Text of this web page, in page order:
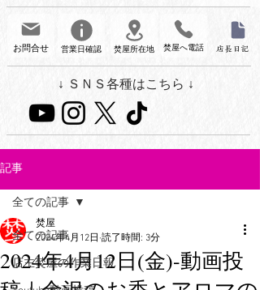
焚屋所在地
営業日確認
お問合せ 焚屋へ電話
↓ ＳＮＳ各種はこちら ↓
店長日記
記事
全ての記事
店主焚屋の作業日報
全ての記事
2024年4月12日(金)-動画投
焚屋
2024年4月12日 読了時間: 3分